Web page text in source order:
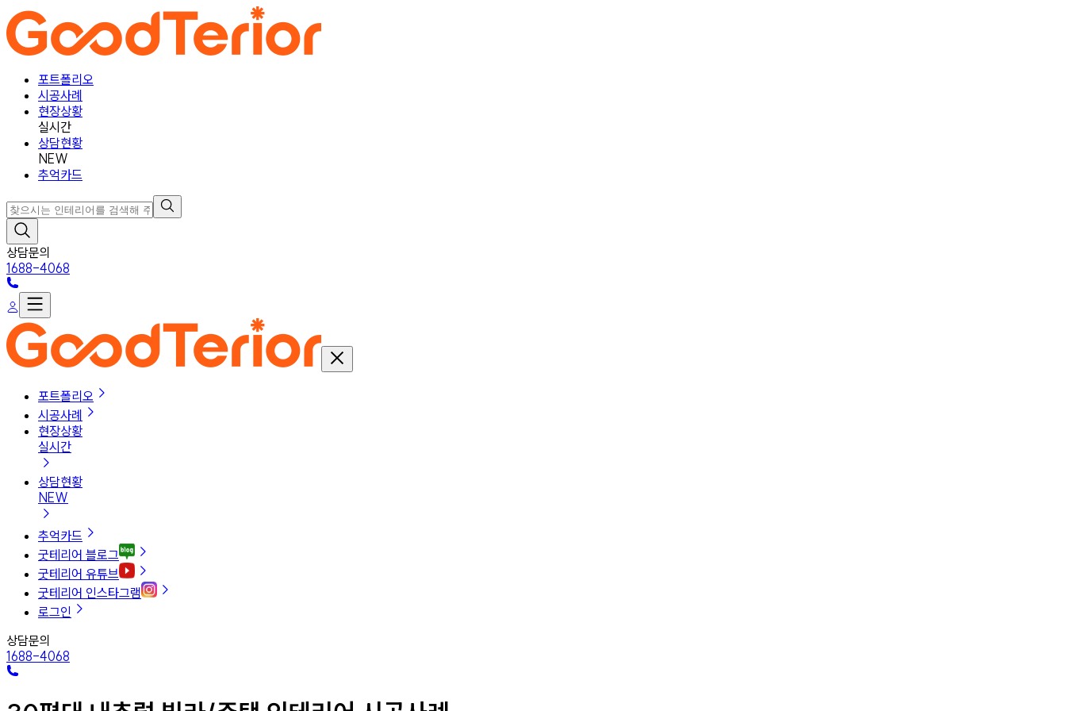
포트폴리오
시공사례
현장상황
실시간
상담현황
NEW
추억카드
상담문의
1688-4068
포트폴리오
시공사례
현장상황
실시간
상담현황
NEW
추억카드
굿테리어 블로그
굿테리어 유튜브
굿테리어 인스타그램
로그인
상담문의
1688-4068